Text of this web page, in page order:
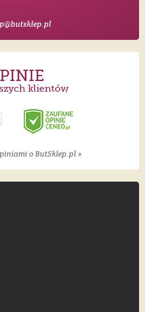
klientów
o ButSklep.pl »